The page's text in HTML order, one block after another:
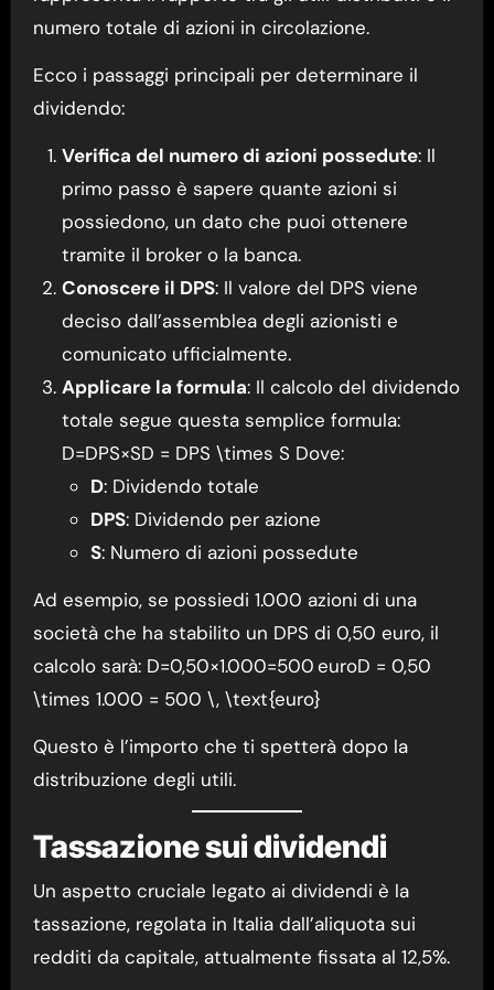
numero totale di azioni in circolazione.
Ecco i passaggi principali per determinare il
dividendo:
Verifica del numero di azioni possedute: Il
primo passo è sapere quante azioni si
possiedono, un dato che puoi ottenere
tramite il broker o la banca.
Conoscere il DPS: Il valore del DPS viene
deciso dall’assemblea degli azionisti e
comunicato ufficialmente.
Applicare la formula: Il calcolo del dividendo
totale segue questa semplice formula:
D=DPS×SD = DPS \times S Dove:
D: Dividendo totale
DPS: Dividendo per azione
S: Numero di azioni possedute
Ad esempio, se possiedi 1.000 azioni di una
società che ha stabilito un DPS di 0,50 euro, il
calcolo sarà: D=0,50×1.000=500 euroD = 0,50
\times 1.000 = 500 \, \text{euro}
Questo è l’importo che ti spetterà dopo la
distribuzione degli utili.
Tassazione sui dividendi
Un aspetto cruciale legato ai dividendi è la
tassazione, regolata in Italia dall’aliquota sui
redditi da capitale, attualmente fissata al 12,5%.